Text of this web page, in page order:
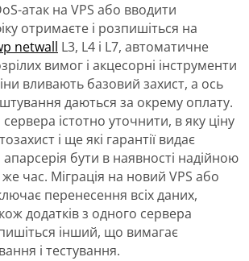
атак на VPS або вводити
отримаєте і розпишіться на
netwall L3, L4 і L7, автоматичне
вимог і акцесорні інструменти
вливають базовий захист, а ось
даються за окрему оплату.
істотно уточнити, в яку ціну
і ще які гарантії видає
бути в наявності надійною
час. Міграція на новий VPS або
перенесення всіх даних,
додатків з одного сервера
інший, що вимагає
і тестування.